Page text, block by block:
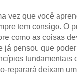
vez que você
tem consigo. O
como as coisas
já pensou que
fundamentais
reparará deixam